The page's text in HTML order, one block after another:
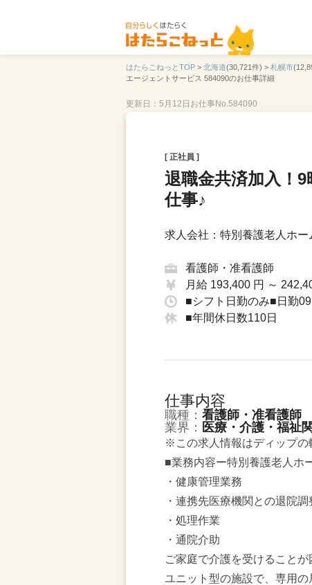
はたらこねっとTOP > 北海道(30,721件) > 札幌市
エージェントサービス 584090のお仕事詳細
更新日：5月12日 お仕事No.584090
[ 正社員 ]
退職金共済加入！
仕事♪
求人会社：特別養護老人ホ
看護師・准看護師
月給 193,400 円 ～
■シフト日勤のみ■日勤
■年間休日数110日
仕事内容
職種： 看護師・准看護師
業界： 医療・介護・福祉
※この求人情報はディップの
■業務内容ー特別養護老人ホ
・健康管理業務
・連携先医療機関との退院調
・処理作業
・通院介助
ご家庭で介護を受けること
ユニット型の施設で、専用の